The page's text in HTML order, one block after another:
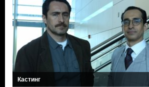
Кастинг